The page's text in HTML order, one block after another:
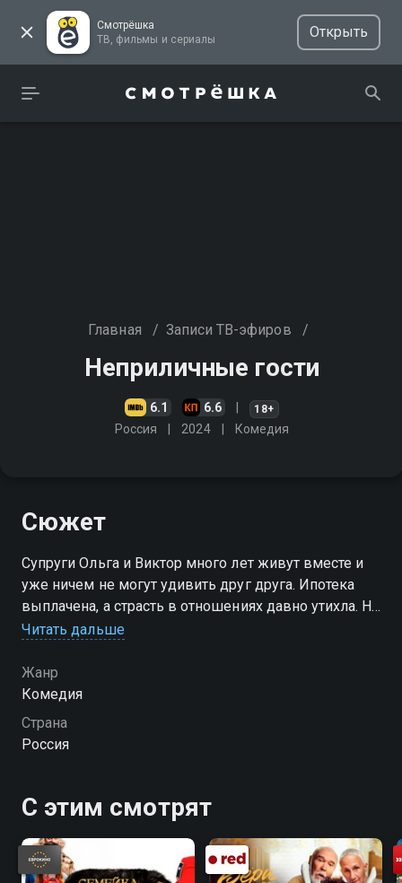
Смотрёшка
ТВ, фильмы и сериалы
Открыть
Главная / Записи ТВ-эфиров /
Неприличные гости
6.1 6.6 18+
Россия 2024 Комедия
Сюжет
Супруги Ольга и Виктор много лет живут вместе и
уже ничем не могут удивить друг друга. Ипотека
выплачена, а страсть в отношениях давно утихла. Но
в жизни Ольги и Виктора появляются новые соседи,
Читать дальше
Жанр
Комедия
Страна
Россия
С этим смотрят